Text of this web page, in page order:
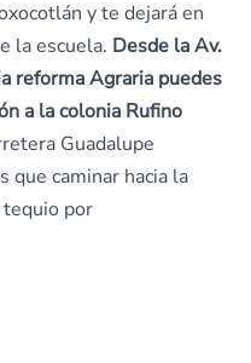
y te dejará en
la escuela. Desde la Av.
reforma Agraria puedes
a la colonia Rufino
Guadalupe
que caminar hacia la
tequio por